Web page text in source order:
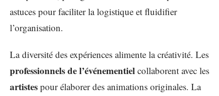
astuces pour faciliter la logistique et fluidifier
l’organisation.
La diversité des expériences alimente la créativité. Les
professionnels de l’événementiel collaborent avec les
artistes pour élaborer des animations originales. La